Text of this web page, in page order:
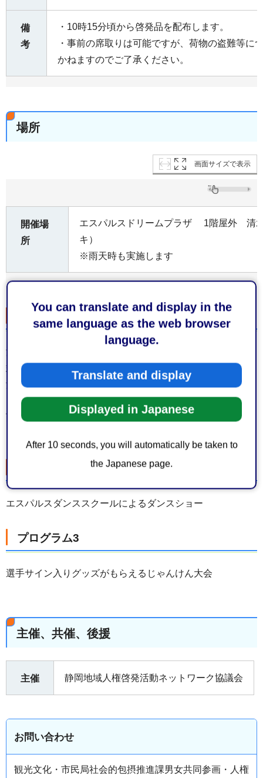
You can translate and display in the
same language as the web browser
language.
Translate and display
Displayed in Japanese
After 10 seconds, you will automatically be taken to
the Japanese page.
備
考
・10時15分頃から啓発品を配布します。
・事前の席取りは可能ですが、荷物の盗難等に
かねますのでご了承ください。
場所
画面サイズで表示
開催場
所
エスパルスドリームプラザ 1階屋外 清
キ）
※雨天時も実施します
プログラム1
清水エスパルス選手の 「一日人権擁護委員」委嘱状交付
式
清水エスパルス選手による人権トークショー
〈参加予定選手〉
西原 源樹（にしはら もとき）選手
エスパルスダンススクールによるダンスショー
プログラム3
選手サイン入りグッズがもらえるじゃんけん大会
主催、共催、後援
主催 静岡地域人権啓発活動ネットワーク協議会
お問い合わせ
観光文化・市民局社会的包摂推進課男女共同参画・人権